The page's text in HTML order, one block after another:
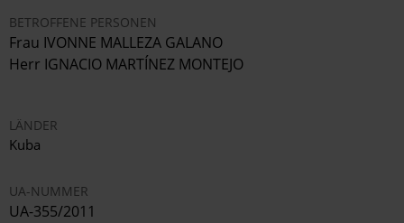
BETROFFENE PERSONEN
Frau IVONNE MALLEZA GALANO
Herr IGNACIO MARTÍNEZ MONTEJO
LÄNDER
Kuba
UA-NUMMER
UA-355/2011